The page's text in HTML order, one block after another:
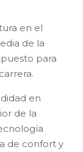
en el
de la
para
en
de la
de confort y